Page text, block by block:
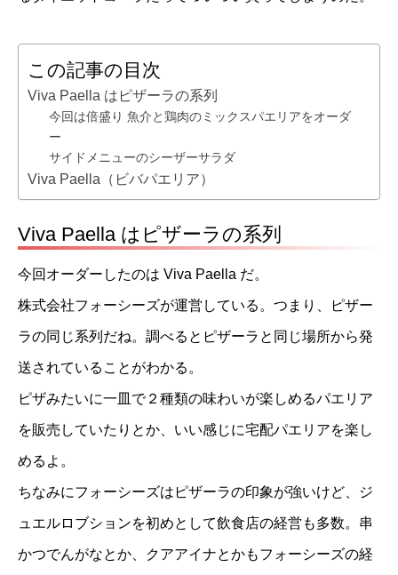
この記事の目次
Viva Paella はピザーラの系列
今回は倍盛り 魚介と鶏肉のミックスパエリアをオーダ
ー
サイドメニューのシーザーサラダ
Viva Paella（ビバパエリア）
Viva Paella はピザーラの系列
今回オーダーしたのは Viva Paella だ。
株式会社フォーシーズが運営している。つまり、ピザー
ラの同じ系列だね。調べるとピザーラと同じ場所から発
送されていることがわかる。
ピザみたいに一皿で２種類の味わいが楽しめるパエリア
を販売していたりとか、いい感じに宅配パエリアを楽し
めるよ。
ちなみにフォーシーズはピザーラの印象が強いけど、ジ
ュエルロブションを初めとして飲食店の経営も多数。串
かつでんがなとか、クアアイナとかもフォーシーズの経